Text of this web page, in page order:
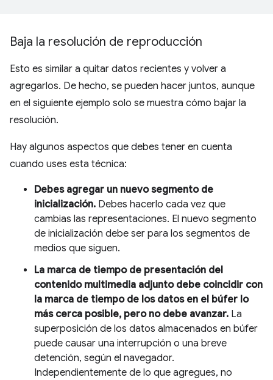
Baja la resolución de reproducción
Esto es similar a quitar datos recientes y volver a
agregarlos. De hecho, se pueden hacer juntos, aunque
en el siguiente ejemplo solo se muestra cómo bajar la
resolución.
Hay algunos aspectos que debes tener en cuenta
cuando uses esta técnica:
Debes agregar un nuevo segmento de
inicialización. Debes hacerlo cada vez que
cambias las representaciones. El nuevo segmento
de inicialización debe ser para los segmentos de
medios que siguen.
La marca de tiempo de presentación del
contenido multimedia adjunto debe coincidir con
la marca de tiempo de los datos en el búfer lo
más cerca posible, pero no debe avanzar. La
superposición de los datos almacenados en búfer
puede causar una interrupción o una breve
detención, según el navegador.
Independientemente de lo que agregues, no